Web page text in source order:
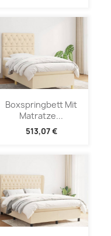
Boxspringbett Mit
Matratze...
513,07 €